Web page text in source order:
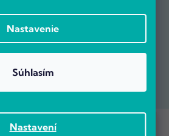
Nastavení
Nastavenie
Súhlasím
Navyše objednávky nad 100 EUR sú s
. Všetky práva vyhradené.